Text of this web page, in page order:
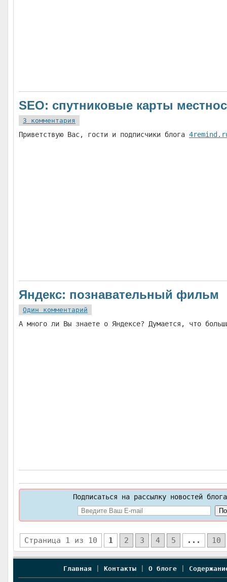
SEO: спутниковые карты
3 комментария
Приветствую Вас, гости и подписчики блога
Яндекс: познавательный фильм
Один комментарий
А много ли Вы знаете о Яндексе? Думается, что
Подписаться на рассылку новостей
Страница 1 из 10 1 2 3 4 5 ... 10
Главная Контакты О блоге